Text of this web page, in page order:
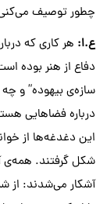
چطور توصیف
ع.ا: هر کاری که
دفاع از هنر بوده
سازه‌یبیهوده”و چه
درباره فضاهایی
این دغدغه‌ها از
شکل گرفتند. همه‌ی
آشکار می‌شدند: از